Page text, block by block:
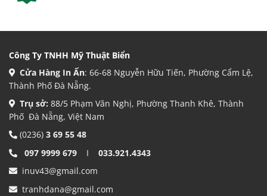
Công Ty TNHH Mỹ Thuật Biển
Cửa Hàng In Ấn: 66-68 Nguyễn Hữu Tiến, Phường Cẩm Lệ,
Thành Phố Đà Nẵng.
Trụ sở: 88/5 Phạm Văn Nghị, Phường Thanh Khê, Thành
Phố Đà Nẵng, Việt Nam
(0236) 3 69 55 48
097 9999 679 I 033.921.4343
inuv43@gmail.com
tranhdana@gmail.com